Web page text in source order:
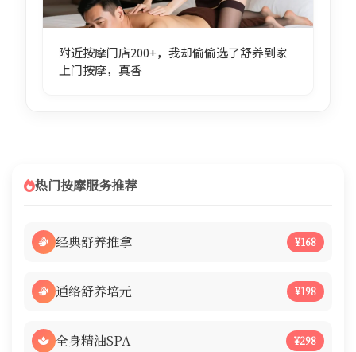
附近按摩门店200+，我却偷偷选了舒养到家
上门按摩，真香
热门按摩服务推荐
经典舒养推拿 ¥168
通络舒养培元 ¥198
全身精油SPA ¥298